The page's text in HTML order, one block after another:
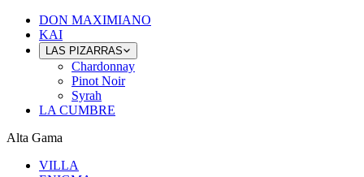
DON MAXIMIANO
KAI
LAS PIZARRAS
Chardonnay
Pinot Noir
Syrah
LA CUMBRE
Alta Gama
VILLA